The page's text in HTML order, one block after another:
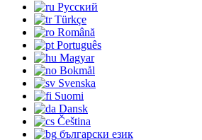
Русский
Türkçe
Română
Português
Magyar
Bokmål
Svenska
Suomi
Dansk
Čeština
български език